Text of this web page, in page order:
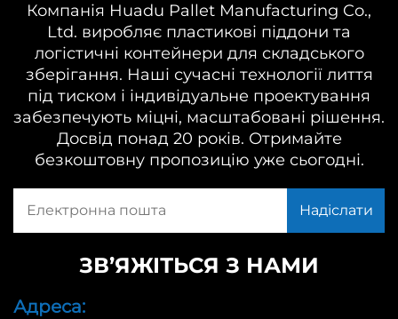
Компанія Huadu Pallet Manufacturing Co.,
Ltd. виробляє пластикові піддони та
логістичні контейнери для складського
зберігання. Наші сучасні технології лиття
під тиском і індивідуальне проектування
забезпечують міцні, масштабовані рішення.
Досвід понад 20 років. Отримайте
безкоштовну пропозицію уже сьогодні.
ЗВ’ЯЖІТЬСЯ З НАМИ
Адреса: